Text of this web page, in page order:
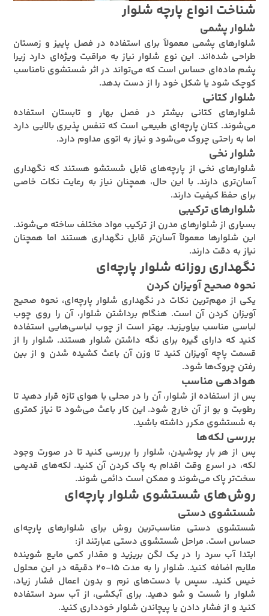
شناخت انواع پارچه شلوار
شلوار پشمی
شلوارهای پشمی معمولاً برای استفاده در فصل پاییز و زمستان
طراحی شده‌اند. این نوع شلوار نیاز به مراقبت ویژه‌ای دارد زیرا
پشم ماده‌ای حساس است که می‌تواند در اثر شستشوی نامناسب
کوچک شود یا شکل خود را از دست بدهد.
شلوار کتانی
شلوارهای کتانی بیشتر در فصل بهار و تابستان استفاده
می‌شوند. کتان پارچه‌ای طبیعی است که تنفس پذیری بالایی دارد
اما به راحتی چروک می‌شود و نیاز به اتوی مداوم دارد.
شلوار نخی
شلوارهای نخی از پارچه‌های قابل شستشو هستند که نگهداری
آسان‌تری دارند. با این حال، همچنان نیاز به رعایت نکات خاصی
برای حفظ کیفیت دارند.
شلوارهای ترکیبی
بسیاری از شلوارهای مدرن از ترکیب مواد مختلف ساخته می‌شوند.
این شلوارها معمولاً آسان‌تر قابل نگهداری هستند اما همچنان
نیاز به دقت دارند.
نگهداری روزانه شلوار پارچه‌ای
نحوه صحیح آویزان کردن
یکی از مهم‌ترین نکات در نگهداری شلوار پارچه‌ای، نحوه صحیح
آویزان کردن آن است. هنگام برداشتن شلوار، آن را روی چوب
لباسی مناسب بیاویزید. بهتر است از چوب لباسی‌هایی استفاده
کنید که دارای گیره برای نگه داشتن شلوار هستند. شلوار را از
قسمت پاچه آویزان کنید تا وزن آن باعث کشیده شدن و از بین
رفتن چروک‌ها شود.
هوادهی مناسب
پس از استفاده از شلوار، آن را در محلی با هوای تازه قرار دهید تا
رطوبت و بو از آن خارج شود. این کار باعث می‌شود تا نیاز کمتری
به شستشوی مکرر داشته باشید.
بررسی لکه‌ها
پس از هر بار پوشیدن، شلوار را بررسی کنید تا در صورت وجود
لکه، در اسرع وقت اقدام به پاک کردن آن کنید. لکه‌های قدیمی
سخت‌تر پاک می‌شوند و ممکن است دائمی شوند.
روش‌های شستشوی شلوار پارچه‌ای
شستشوی دستی
شستشوی دستی مناسب‌ترین روش برای شلوارهای پارچه‌ای
حساس است. مراحل شستشوی دستی عبارتند از:
ابتدا آب سرد را در یک لگن بریزید و مقدار کمی مایع شوینده
ملایم اضافه کنید. شلوار را به مدت ۱۵-۲۰ دقیقه در این محلول
خیس کنید. سپس با دست‌های نرم و بدون اعمال فشار زیاد،
شلوار را شست و شو دهید. برای آبکشی، از آب سرد استفاده
کنید و از فشار دادن یا پیچاندن شلوار خودداری کنید.